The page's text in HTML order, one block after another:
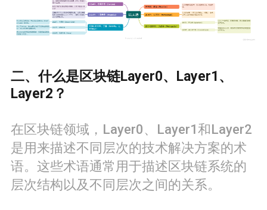
二、什么是区块链Layer0、Layer1、
Layer2？
在区块链领域，Layer0、Layer1和Layer2
是用来描述不同层次的技术解决方案的术
语。这些术语通常用于描述区块链系统的
层次结构以及不同层次之间的关系。